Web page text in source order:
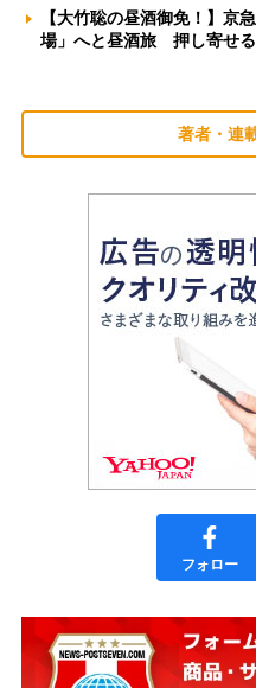
【大竹聡の昼酒御免！】京
場」へと昼酒旅 押し寄せ
著者・連
フォロー